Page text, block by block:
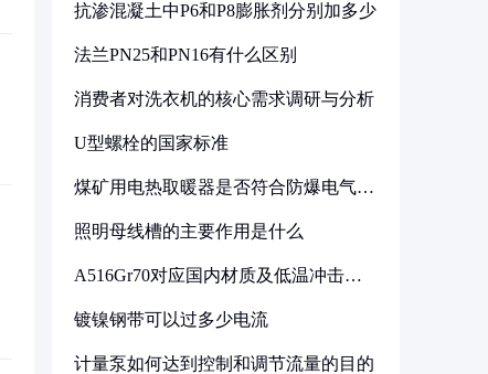
抗渗混凝土中P6和P8膨胀剂分别加多少
法兰PN25和PN16有什么区别
消费者对洗衣机的核心需求调研与分析
U型螺栓的国家标准
煤矿用电热取暖器是否符合防爆电气设
照明母线槽的主要作用是什么
A516Gr70对应国内材质及低温冲击要
镀镍钢带可以过多少电流
计量泵如何达到控制和调节流量的目的